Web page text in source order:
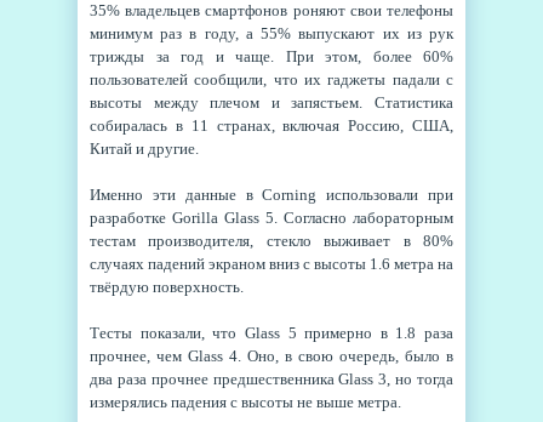
35% владельцев смартфонов роняют свои телефоны
минимум раз в году, а 55% выпускают их из рук
трижды за год и чаще. При этом, более 60%
пользователей сообщили, что их гаджеты падали с
высоты между плечом и запястьем. Статистика
собиралась в 11 странах, включая Россию, США,
Китай и другие.
Именно эти данные в Corning использовали при
разработке Gorilla Glass 5. Согласно лабораторным
тестам производителя, стекло выживает в 80%
случаях падений экраном вниз с высоты 1.6 метра на
твёрдую поверхность.
Тесты показали, что Glass 5 примерно в 1.8 раза
прочнее, чем Glass 4. Оно, в свою очередь, было в
два раза прочнее предшественника Glass 3, но тогда
измерялись падения с высоты не выше метра.